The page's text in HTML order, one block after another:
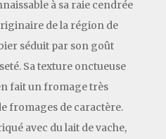
à sa raie cendrée
de la région de
séduit par son goût
Sa texture onctueuse
fait un fromage très
fromages de caractère.
avec du lait de vache,